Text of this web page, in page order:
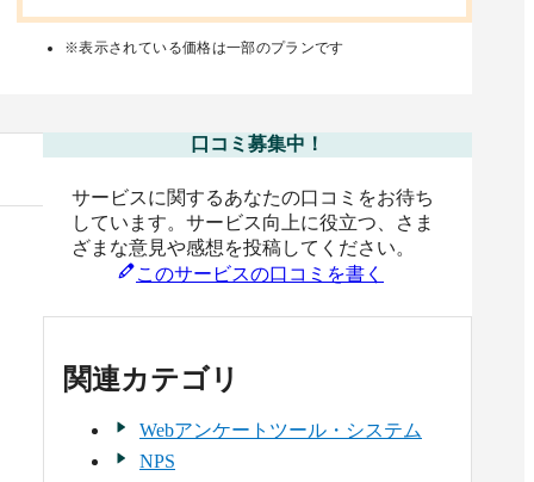
※表示されている価格は一部のプランです
口コミ募集中！
サービスに関するあなたの口コミをお待ち
しています。サービス向上に役立つ、さま
ざまな意見や感想を投稿してください。
このサービスの口コミを書く
関連カテゴリ
Webアンケートツール・システム
NPS